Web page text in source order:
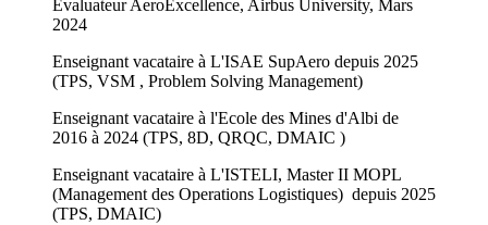
Evaluateur AeroExcellence, Airbus University, Mars
2024
Enseignant vacataire à L'ISAE SupAero depuis 2025
(TPS, VSM , Problem Solving Management)
Enseignant vacataire à l'Ecole des Mines d'Albi de
2016 à 2024 (TPS, 8D, QRQC, DMAIC )
Enseignant vacataire à L'ISTELI, Master II MOPL
(Management des Operations Logistiques) depuis 2025
(TPS, DMAIC)